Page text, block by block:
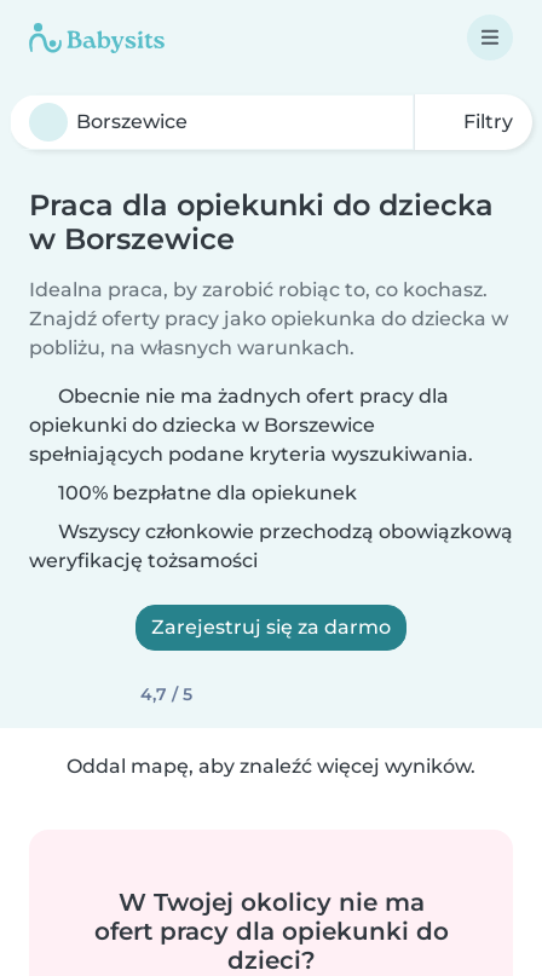
Filtry
Praca dla opiekunki do dziecka
w Borszewice
Idealna praca, by zarobić robiąc to, co kochasz.
Znajdź oferty pracy jako opiekunka do dziecka w
pobliżu, na własnych warunkach.
Obecnie nie ma żadnych ofert pracy dla
opiekunki do dziecka w Borszewice
spełniających podane kryteria wyszukiwania.
100% bezpłatne dla opiekunek
Wszyscy członkowie przechodzą obowiązkową
weryfikację tożsamości
Zarejestruj się za darmo
4,7 / 5
Oddal mapę, aby znaleźć więcej wyników.
W Twojej okolicy nie ma
ofert pracy dla opiekunki do
dzieci?